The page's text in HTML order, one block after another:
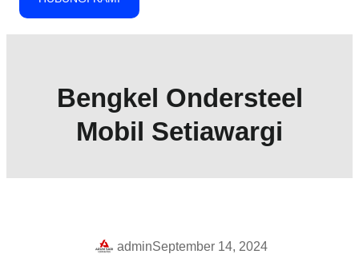
Bengkel Ondersteel
Mobil Setiawargi
adminSeptember 14, 2024